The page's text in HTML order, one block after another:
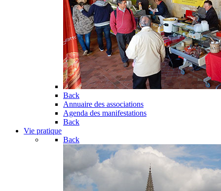
Back
Annuaire des associations
Agenda des manifestations
Back
Vie pratique
Back